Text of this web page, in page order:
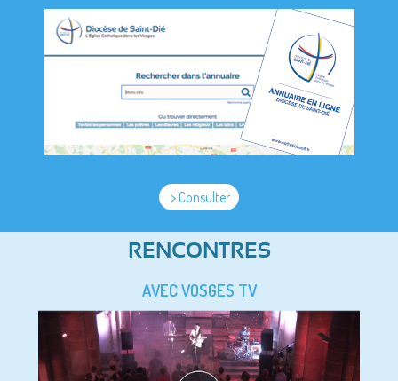
> Consulter
RENCONTRES
AVEC VOSGES TV